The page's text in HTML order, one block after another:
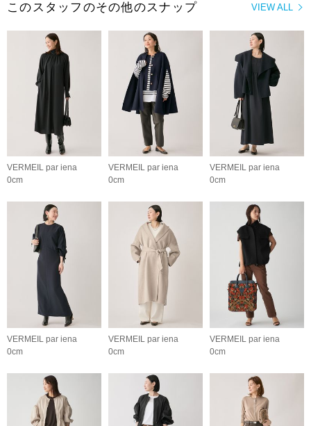
VIEW ALL
このスタッフのその他のスナップ
VERMEIL par iena
0cm
VERMEIL par iena
0cm
VERMEIL par iena
0cm
VERMEIL par iena
0cm
VERMEIL par iena
0cm
VERMEIL par iena
0cm